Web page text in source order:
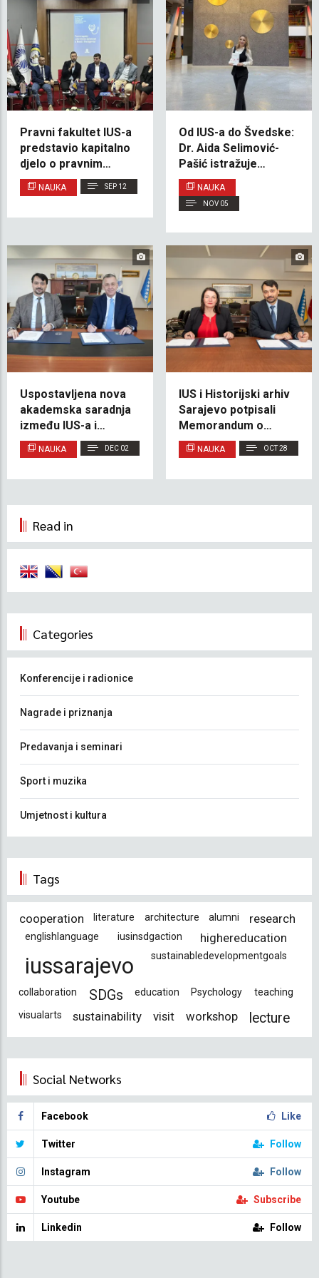
Pravni fakultet IUS-a
predstavio kapitalno
djelo o pravnim
aspektima
medicinske profesije
NAUKA SEP 12
Od IUS-a do Švedske:
Dr. Aida Selimović-
Pašić istražuje
metilaciju DNK u
liječenju leukemije
NAUKA
NOV 05
Uspostavljena nova
akademska saradnja
između IUS-a i
Univerziteta Yeditepe
NAUKA DEC 02
IUS i Historijski arhiv
Sarajevo potpisali
Memorandum o
razumijevanju radi
jačanja istraživanja
NAUKA OCT 28
Read in
Categories
Konferencije i radionice
Nagrade i priznanja
Predavanja i seminari
Sport i muzika
Umjetnost i kultura
Tags
cooperation literature architecture alumni research
englishlanguage iusinsdgaction highereducation
iussarajevo sustainabledevelopmentgoals
collaboration SDGs education Psychology
teaching
visualarts
sustainability visit workshop lecture
Social Networks
Facebook Like
Twitter Follow
Instagram Follow
Youtube Subscribe
Linkedin Follow